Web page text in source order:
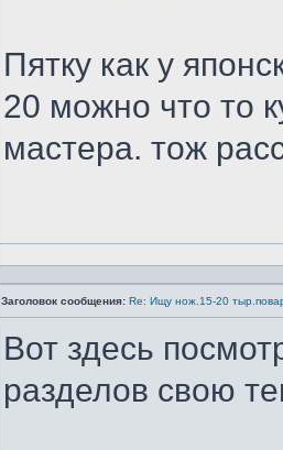
Пятку как у
20 можно что то
мастера. тож
Заголовок сообщения: Re: Ищу нож.15-20
Вот здесь
разделов свою